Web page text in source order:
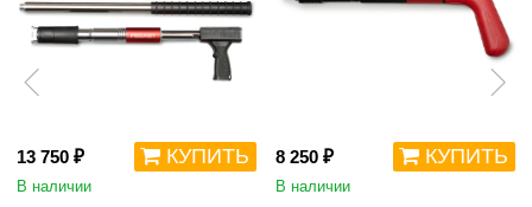
13 750 ₽ КУПИТЬ
В наличии
8 250 ₽ КУПИТЬ
В наличии